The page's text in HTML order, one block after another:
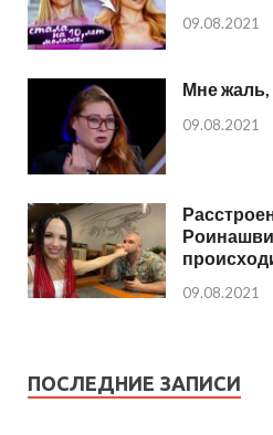
09.08.2021
Мне жаль,
09.08.2021
09.08.2021
ПОСЛЕДНИЕ ЗАПИСИ